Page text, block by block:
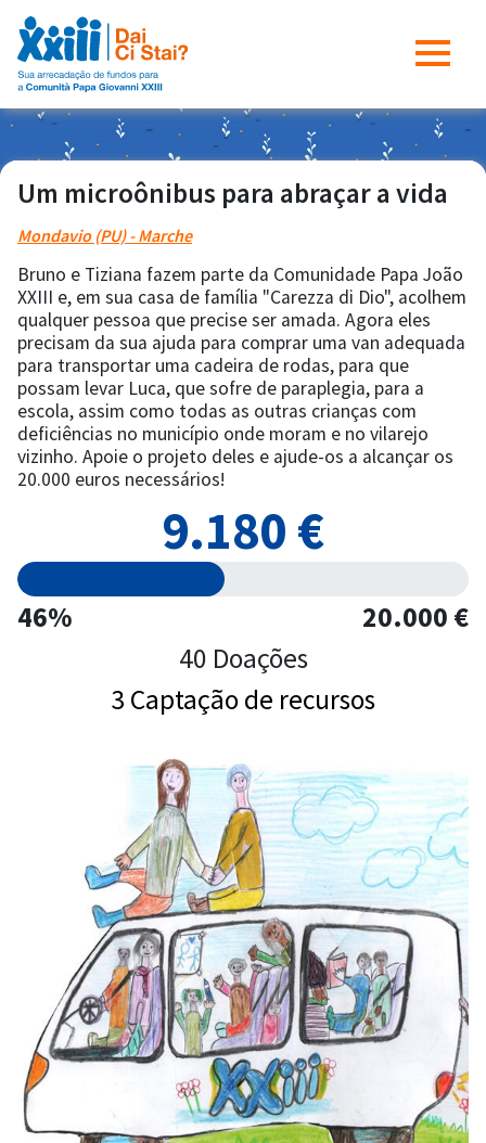
Um microônibus para abraçar a vida
Mondavio (PU) - Marche
Bruno e Tiziana fazem parte da Comunidade Papa João
XXIII e, em sua casa de família "Carezza di Dio", acolhem
qualquer pessoa que precise ser amada. Agora eles
precisam da sua ajuda para comprar uma van adequada
para transportar uma cadeira de rodas, para que
possam levar Luca, que sofre de paraplegia, para a
escola, assim como todas as outras crianças com
deficiências no município onde moram e no vilarejo
vizinho. Apoie o projeto deles e ajude-os a alcançar os
20.000 euros necessários!
9.180 €
46%
20.000 €
40 Doações
3 Captação de recursos